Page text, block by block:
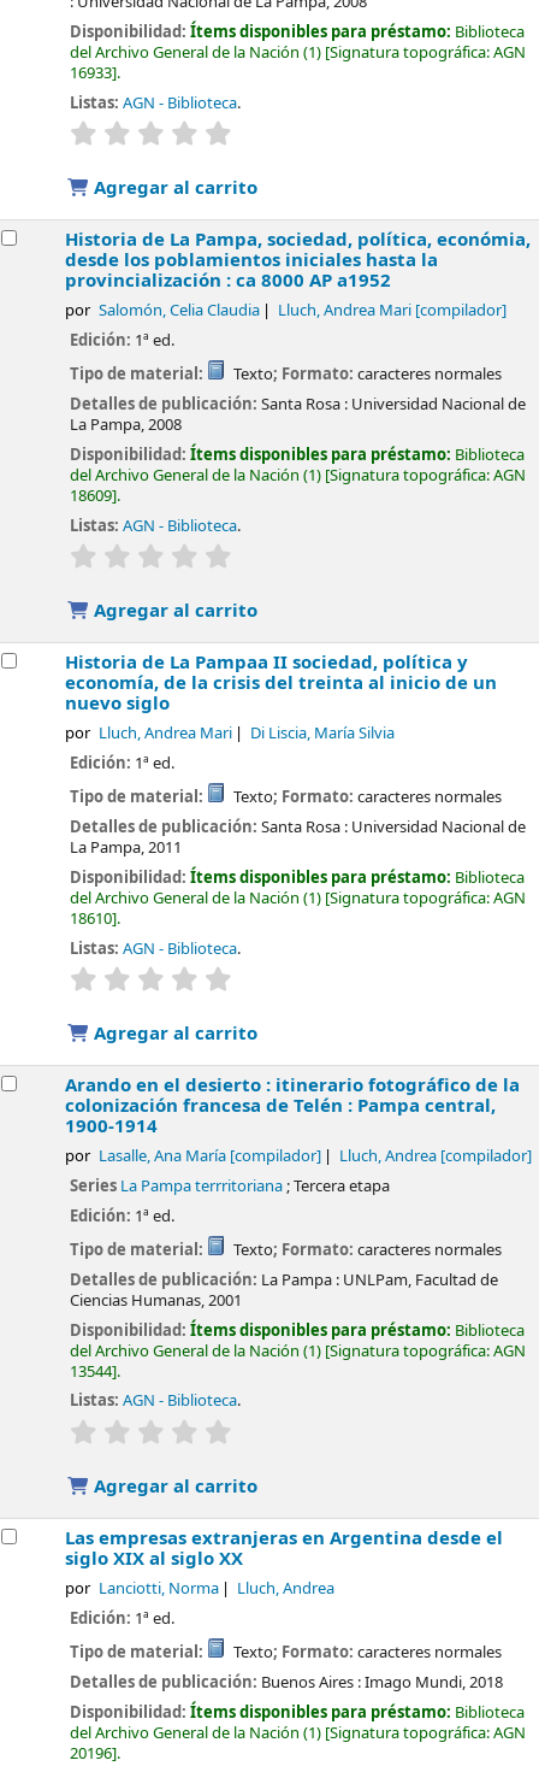
Disponibilidad:Ítems disponibles para préstamo: Biblioteca
del Archivo General de la Nación (1) Signatura topográfica:AGN
16933 .
Listas: AGN - Biblioteca.
valoración
Agregar al carrito
Historia de La Pampa, sociedad, política, económia,
desde los poblamientos iniciales hasta la
provincialización : ca 8000 AP a1952
por Salomón, Celia Claudia Lluch, Andrea Mari[compilador]
Edición: 1ª ed.
Tipo de material:
Texto; Formato: caracteres normales
Detalles de publicación:Santa Rosa : Universidad Nacional de
La Pampa,2008
Disponibilidad:Ítems disponibles para préstamo: Biblioteca
del Archivo General de la Nación (1) Signatura topográfica:AGN
18609 .
Listas: AGN - Biblioteca.
valoración
Agregar al carrito
Historia de La Pampaa II sociedad, política y
economía, de la crisis del treinta al inicio de un
nuevo siglo
por Lluch, Andrea Mari Di Liscia, María Silvia
Edición: 1ª ed.
Tipo de material:
Texto; Formato: caracteres normales
Detalles de publicación:Santa Rosa : Universidad Nacional de
La Pampa,2011
Disponibilidad:Ítems disponibles para préstamo: Biblioteca
del Archivo General de la Nación (1) Signatura topográfica:AGN
18610 .
Listas: AGN - Biblioteca.
valoración
Agregar al carrito
Arando en el desierto : itinerario fotográfico de la
colonización francesa de Telén : Pampa central,
1900-1914
por Lasalle, Ana María[compilador] Lluch, Andrea[compilador]
Series La Pampa terrritoriana; Tercera etapa
Edición: 1ª ed.
Tipo de material:
Texto; Formato: caracteres normales
Detalles de publicación: La Pampa : UNLPam, Facultad de
Ciencias Humanas,2001
Disponibilidad:Ítems disponibles para préstamo: Biblioteca
del Archivo General de la Nación (1) Signatura topográfica:AGN
13544 .
Listas: AGN - Biblioteca.
valoración
Agregar al carrito
Las empresas extranjeras en Argentina desde el
siglo XIX al siglo XX
por Lanciotti, Norma Lluch, Andrea
Edición: 1ª ed.
Tipo de material:
Texto; Formato: caracteres normales
Detalles de publicación: Buenos Aires :Imago Mundi,2018
Disponibilidad:Ítems disponibles para préstamo: Biblioteca
del Archivo General de la Nación (1) Signatura topográfica:AGN
20196 .